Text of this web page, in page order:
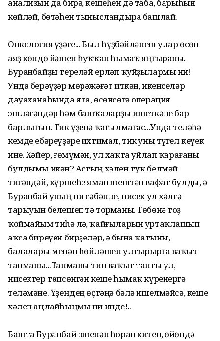
анализын да бирә, кешеһен дә таба, барыһын
көйләй, бөтәһен тынысландыра башлай.
Онкология үҙәге... Был һүҙбәйләнеш улар өсөн
аяҙ көндө йәшен һуҡҡан һымаҡ яңғыраны.
Буранбайҙы тереләй ерләп ҡуйҙылармы ни!
Унда берәүҙәр мөрәжәғәт иткән, икенселәр
дауаханаһында ята, өсөнсөгә операция
эшләгәндәр һәм башҡаларҙы ишеткәне бар
барлығын. Тик үҙенә ҡағылмағас...Унда теләһә
кемде ебәреүҙәре ихтимал, тик уны түгел кеүек
ине. Хәйер, ғөмүмән, ул хаҡта уйлап ҡарағаны
булдымы икән? Астың хәлен туҡ белмәй
тигәндәй, күршеһе яман шештән вафат булды, ә
Буранбай уның ни сәбәпле, нисек ул хәлгә
тарыуын белешеп тә торманы. Төбөнә тоҙ
ҡоймайым тиһә лә, ҡайғыларын уртаҡлашып
аҡса биреүен бирҙеләр, ә бына ҡатыны,
балалары менән һөйләшеп ултырырға ваҡыт
тапманы...Тапманы тип ваҡыт тапты ул,
нисектер төпсөнгән кеше һымаҡ күренергә
теләмәне. Үҙеңдең өҫтәңә бәлә ишелмәйсә, кеше
хәлен аңлайһыңмы ни инде!..
Башта Буранбай эшенән һорап китеп, өйөндә